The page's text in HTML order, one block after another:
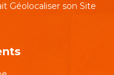
Géolocaliser son Site